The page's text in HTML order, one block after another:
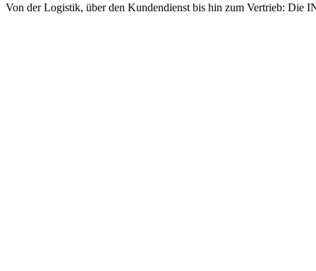
Von der Logistik, über den Kundendienst bis hin zum Vertrieb: Die